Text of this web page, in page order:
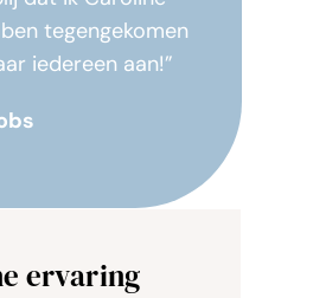
tegengekomen
iedereen aan!”
ervaring